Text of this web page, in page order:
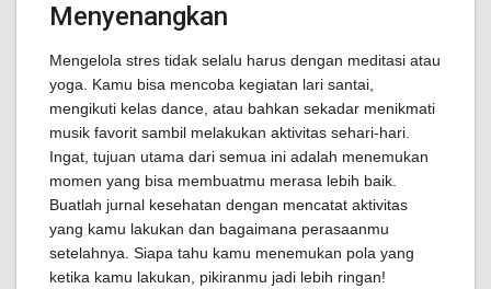
Menyenangkan
Mengelola stres tidak selalu harus dengan meditasi atau
yoga. Kamu bisa mencoba kegiatan lari santai,
mengikuti kelas dance, atau bahkan sekadar menikmati
musik favorit sambil melakukan aktivitas sehari-hari.
Ingat, tujuan utama dari semua ini adalah menemukan
momen yang bisa membuatmu merasa lebih baik.
Buatlah jurnal kesehatan dengan mencatat aktivitas
yang kamu lakukan dan bagaimana perasaanmu
setelahnya. Siapa tahu kamu menemukan pola yang
ketika kamu lakukan, pikiranmu jadi lebih ringan!